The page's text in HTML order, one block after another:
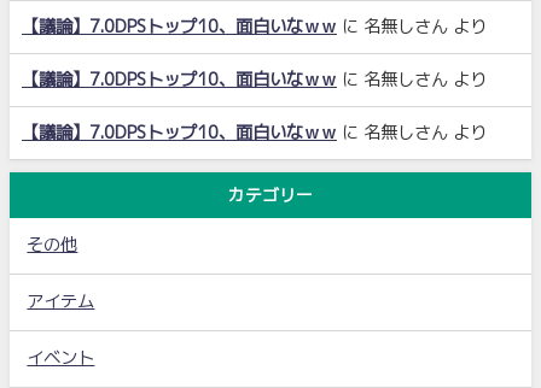
【議論】7.0DPSトップ10、面白いなｗｗ に 名無しさん より
【議論】7.0DPSトップ10、面白いなｗｗ に 名無しさん より
【議論】7.0DPSトップ10、面白いなｗｗ に 名無しさん より
カテゴリー
その他
アイテム
イベント